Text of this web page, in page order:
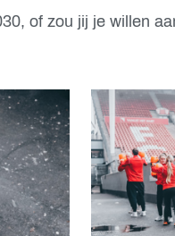
of zou jij je willen